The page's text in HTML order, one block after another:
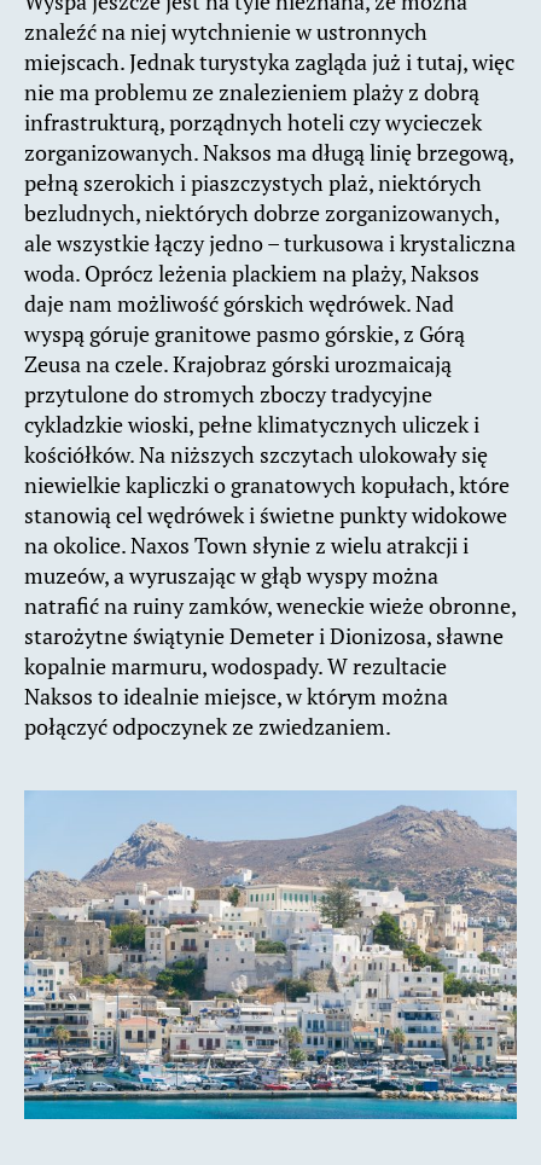
znaleźć na niej wytchnienie w ustronnych
miejscach. Jednak turystyka zagląda już i tutaj, więc
nie ma problemu ze znalezieniem plaży z dobrą
infrastrukturą, porządnych hoteli czy wycieczek
zorganizowanych. Naksos ma długą linię brzegową,
pełną szerokich i piaszczystych plaż, niektórych
bezludnych, niektórych dobrze zorganizowanych,
ale wszystkie łączy jedno – turkusowa i krystaliczna
woda. Oprócz leżenia plackiem na plaży, Naksos
daje nam możliwość górskich wędrówek. Nad
wyspą góruje granitowe pasmo górskie, z Górą
Zeusa na czele. Krajobraz górski urozmaicają
przytulone do stromych zboczy tradycyjne
cykladzkie wioski, pełne klimatycznych uliczek i
kościółków. Na niższych szczytach ulokowały się
niewielkie kapliczki o granatowych kopułach, które
stanowią cel wędrówek i świetne punkty widokowe
na okolice. Naxos Town słynie z wielu atrakcji i
muzeów, a wyruszając w głąb wyspy można
natrafić na ruiny zamków, weneckie wieże obronne,
starożytne świątynie Demeter i Dionizosa, sławne
kopalnie marmuru, wodospady. W rezultacie
Naksos to idealnie miejsce, w którym można
połączyć odpoczynek ze zwiedzaniem.